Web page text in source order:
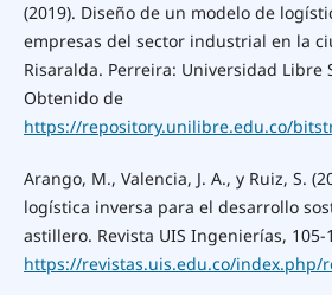
(2019). Diseño de un modelo de
empresas del sector industrial en la
Risaralda. Perreira: Universidad Libre
Obtenido de
https://repository.unilibre.edu.co/
Arango, M., Valencia, J. A., y Ruiz, S.
logística inversa para el desarrollo
astillero. Revista UIS Ingenierías, 105-
https://revistas.uis.edu.co/index.php/